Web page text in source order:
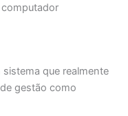
que realmente
gestão como